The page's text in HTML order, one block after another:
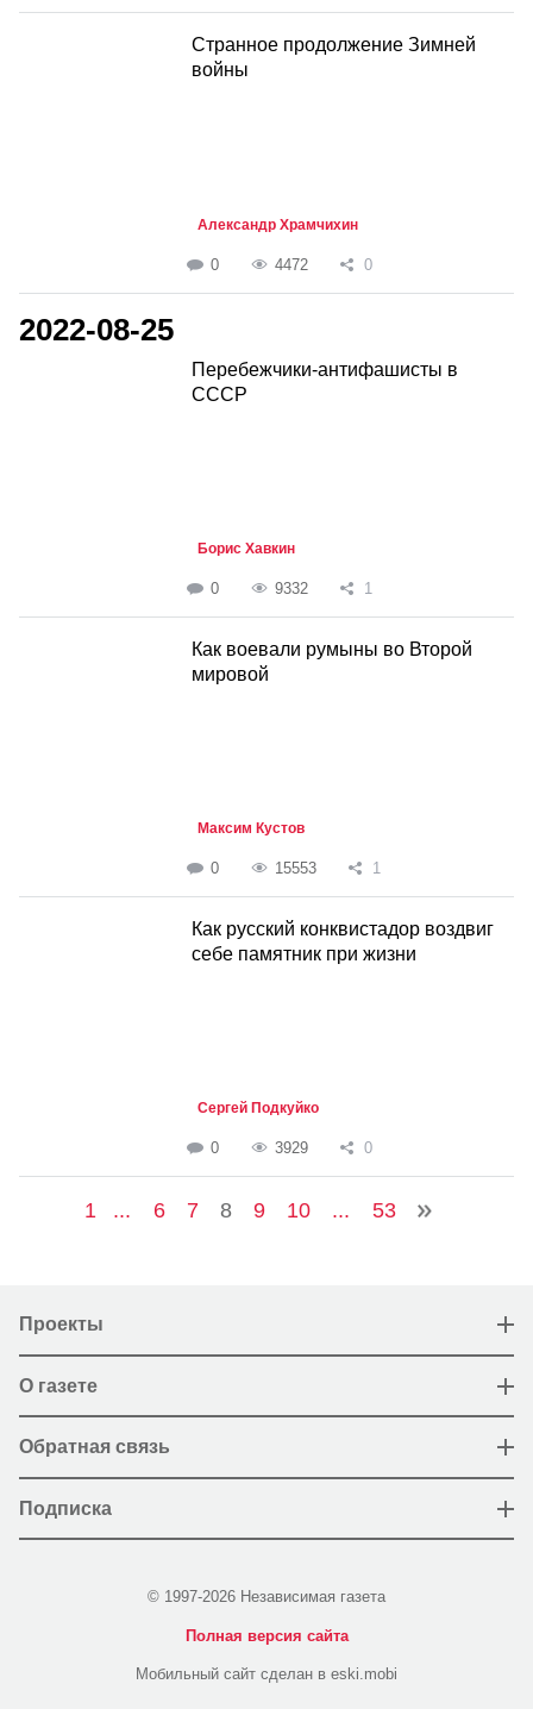
Странное продолжение Зимней
войны
Александр Храмчихин
0 4472 0
2022-08-25
Перебежчики-антифашисты в
СССР
Борис Хавкин
0 9332 1
Как воевали румыны во Второй
мировой
Максим Кустов
0 15553 1
Как русский конквистадор воздвиг
себе памятник при жизни
Сергей Подкуйко
0 3929 0
1 ... 6 7 8 9 10 ... 53
Проекты
О газете
Обратная связь
Подписка
© 1997-2026 Независимая газета
Полная версия сайта
Мобильный сайт сделан в eski.mobi